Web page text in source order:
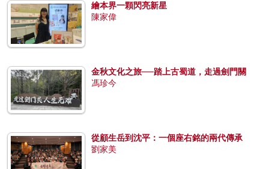
繪本界一顆閃亮新星
陳家偉
金秋文化之旅──踏上古蜀道，走過劍門關
馮珍今
從顧生岳到沈平：一個座右銘的兩代傳承
劉家美